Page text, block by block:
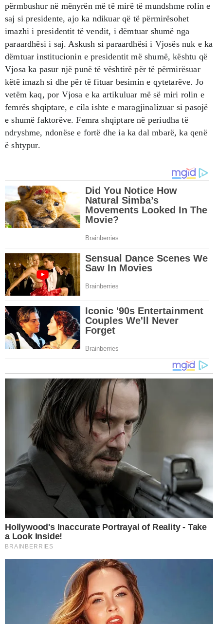
përmbushur në mënyrën më të mirë të mundshme rolin e
saj si presidente, ajo ka ndikuar që të përmirësohet
imazhi i presidentit të vendit, i dëmtuar shumë nga
paraardhësi i saj. Askush si paraardhësi i Vjosës nuk e ka
dëmtuar institucionin e presidentit më shumë, kështu që
Vjosa ka pasur një punë të vështirë për të përmirësuar
këtë imazh si dhe për të fituar besimin e qytetarëve. Jo
vetëm kaq, por Vjosa e ka artikuluar më së miri rolin e
femrës shqiptare, e cila ishte e maragjinalizuar si pasojë
e shumë faktorëve. Femra shqiptare në periudha të
ndryshme, ndonëse e fortë dhe ia ka dal mbarë, ka qenë
ë shtypur.